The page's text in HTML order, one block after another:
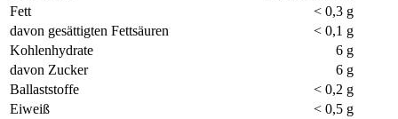
Fett
< 0,3 g
davon gesättigten Fettsäuren
< 0,1 g
Kohlenhydrate
6 g
davon Zucker
6 g
Ballaststoffe
< 0,2 g
Eiweiß
< 0,5 g